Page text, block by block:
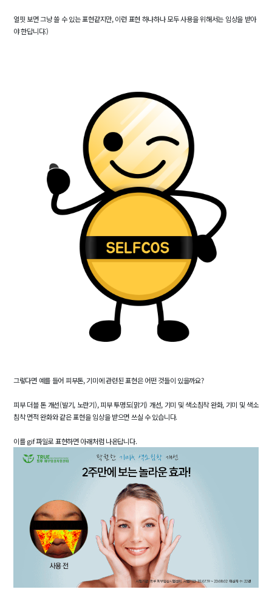
얼핏 보면 그냥 쓸 수 있는 표현같지만, 이런 표현 하나하나 모두 사용을 위해서는 임상을 받아
야 한답니다:)
그렇다면 예를 들어 피부톤, 기미에 관련된 표현은 어떤 것들이 있을까요?
피부 더블 톤 개선(발기, 노란기), 피부 투명도(맑기) 개선, 기미 및 색소침착 완화, 기미 및 색소
침착 면적 완화와 같은 표현을 임상을 받으면 쓰실 수 있습니다.
이를 gif 파일로 표현하면 아래처럼 나온답니다.